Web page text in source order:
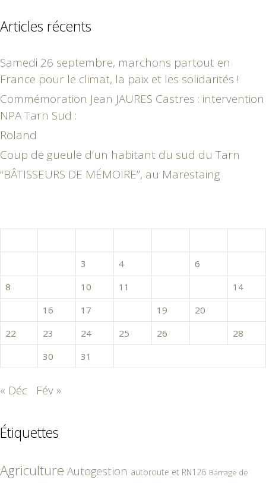
Articles récents
Samedi 26 septembre, marchons partout en
France pour le climat, la paix et les solidarités !
Commémoration Jean JAURES Castres : intervention
NPA Tarn Sud :
Roland
Coup de gueule d’un habitant du sud du Tarn
“BÂTISSEURS DE MÉMOIRE”, au Marestaing
3 4 6
8
10 11
14
16 17 19 20
22
23 24 25 26
28
30 31
« Déc Fév »
Étiquettes
Agriculture Autogestion autoroute et RN126 Barrage de